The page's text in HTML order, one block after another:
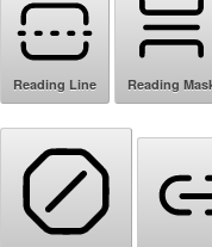
Reading Line Reading